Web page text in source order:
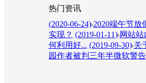
热门资讯
(2020-06-24) 2020端午节放
实现？ (2019-01-11) 网站站
何利用好... (2019-09-30) 关
园作者被判三年半微软警